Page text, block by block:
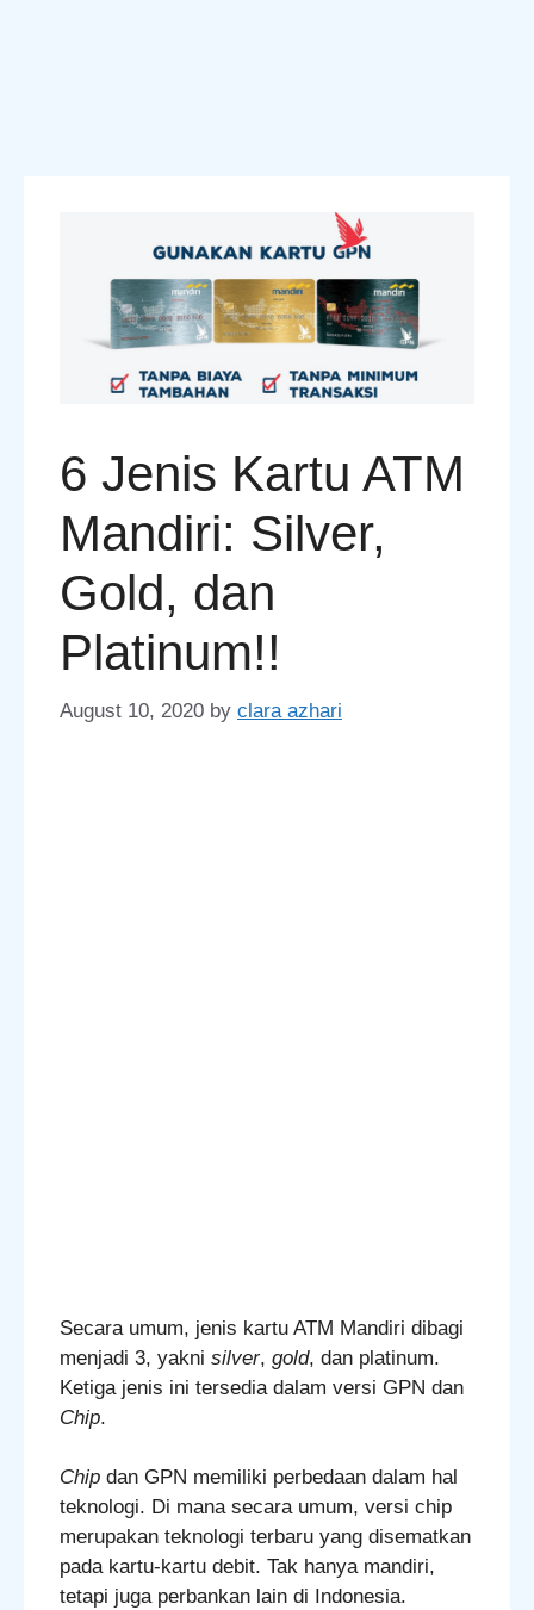
6 Jenis Kartu ATM
Mandiri: Silver,
Gold, dan
Platinum!!
August 10, 2020 by clara azhari
Secara umum, jenis kartu ATM Mandiri dibagi
menjadi 3, yakni silver, gold, dan platinum.
Ketiga jenis ini tersedia dalam versi GPN dan
Chip.
Chip dan GPN memiliki perbedaan dalam hal
teknologi. Di mana secara umum, versi chip
merupakan teknologi terbaru yang disematkan
pada kartu-kartu debit. Tak hanya mandiri,
tetapi juga perbankan lain di Indonesia.